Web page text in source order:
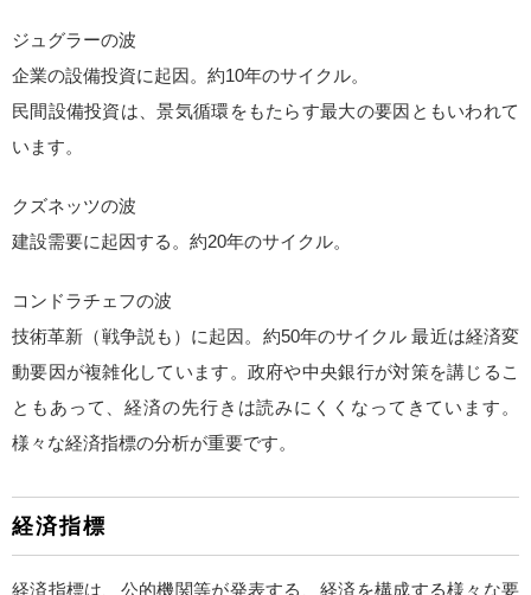
ジュグラーの波
企業の設備投資に起因。約10年のサイクル。
民間設備投資は、景気循環をもたらす最大の要因ともいわれて
います。
クズネッツの波
建設需要に起因する。約20年のサイクル。
コンドラチェフの波
技術革新（戦争説も）に起因。約50年のサイクル 最近は経済変
動要因が複雑化しています。政府や中央銀行が対策を講じるこ
ともあって、経済の先行きは読みにくくなってきています。
様々な経済指標の分析が重要です。
経済指標
経済指標は、公的機関等が発表する、経済を構成する様々な要